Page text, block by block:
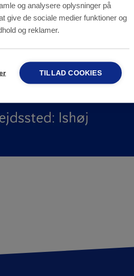
og analysere oplysninger på
give de sociale medier funktioner og
og reklamer.
TILLAD COOKIES